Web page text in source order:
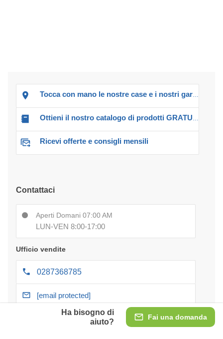
Fai una domanda
Ha bisogno di
aiuto?
Tocca con mano le nostre case e i nostri garage!
Ottieni il nostro catalogo di prodotti GRATUITO!
Ricevi offerte e consigli mensili
Contattaci
Aperti Domani 07:00 AM
LUN-VEN 8:00-17:00
Ufficio vendite
0287368785
[email protected]